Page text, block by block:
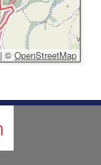
| © OpenStreetMap